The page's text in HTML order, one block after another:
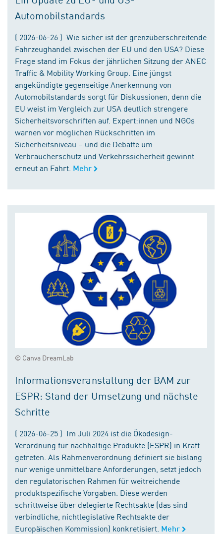
Automobilstandards
( 2026-06-26 ) Wie sicher ist der grenzüberschreitende
Fahrzeughandel zwischen der EU und den USA? Diese
Frage stand im Fokus der jährlichen Sitzung der ANEC
Traffic & Mobility Working Group. Eine jüngst
angekündigte gegenseitige Anerkennung von
Automobilstandards sorgt für Diskussionen, denn die
EU weist im Vergleich zur USA deutlich strengere
Sicherheitsvorschriften auf. Expert:innen und NGOs
warnen vor möglichen Rückschritten im
Sicherheitsniveau – und die Debatte um
Verbraucherschutz und Verkehrssicherheit gewinnt
erneut an Fahrt. Mehr
© Canva DreamLab
Informationsveranstaltung der BAM zur
ESPR: Stand der Umsetzung und nächste
Schritte
( 2026-06-25 ) Im Juli 2024 ist die Ökodesign-
Verordnung für nachhaltige Produkte (ESPR) in Kraft
getreten. Als Rahmenverordnung definiert sie bislang
nur wenige unmittelbare Anforderungen, setzt jedoch
den regulatorischen Rahmen für weitreichende
produktspezifische Vorgaben. Diese werden
schrittweise über delegierte Rechtsakte (das sind
verbindliche, nichtlegislative Rechtsakte der
Europäischen Kommission) konkretisiert. Mehr